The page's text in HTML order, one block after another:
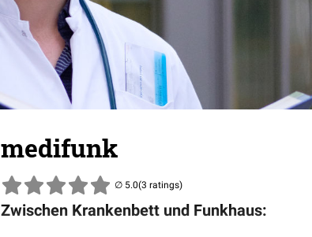
medifunk
(3 ratings)
Zwischen Krankenbett und Funkhaus: